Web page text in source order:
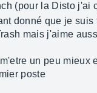
(pour la Disto j'ai
donné que je suis
mais j'aime
un peu mieux
poste